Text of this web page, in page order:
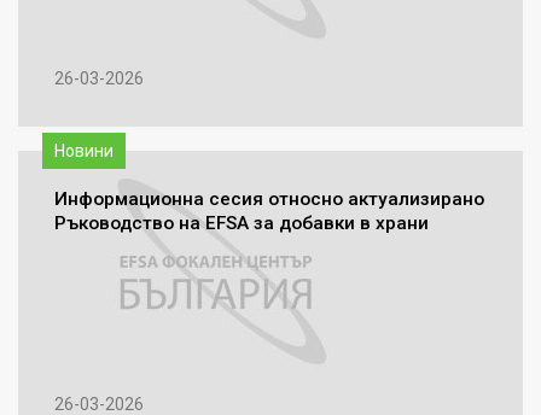
26-03-2026
Новини
Информационна сесия относно актуализирано
Ръководство на EFSA за добавки в храни
26-03-2026